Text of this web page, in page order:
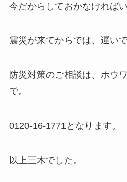
今だからしておかなければ
震災が来てからでは、遅いで
防災対策のご相談は、ホウ
で。
0120-16-1771となります。
以上三木でした。